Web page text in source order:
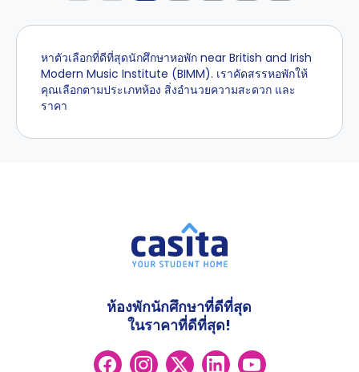
หาตัวเลือกที่ดีที่สุดนักศึกษาหอพัก near British and Irish
Modern Music Institute (BIMM). เราคัดสรรหอพักให้
คุณเลือกตามประเภทห้อง สิ่งอำนวยความสะดวก และ
ราคา
ห้องพักนักศึกษาที่ดีที่สุด
ในราคาที่ดีที่สุด!